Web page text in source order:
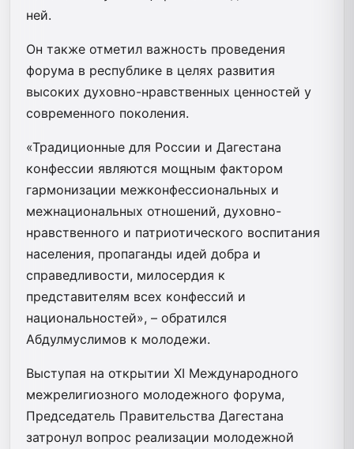
ней.
Он также отметил важность проведения
форума в республике в целях развития
высоких духовно-нравственных ценностей у
современного поколения.
«Традиционные для России и Дагестана
конфессии являются мощным фактором
гармонизации межконфессиональных и
межнациональных отношений, духовно-
нравственного и патриотического воспитания
населения, пропаганды идей добра и
справедливости, милосердия к
представителям всех конфессий и
национальностей», – обратился
Абдулмуслимов к молодежи.
Выступая на открытии XI Международного
межрелигиозного молодежного форума,
Председатель Правительства Дагестана
затронул вопрос реализации молодежной